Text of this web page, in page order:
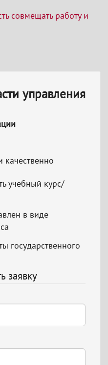
совмещать работу и
управления
учебный курс/
в виде
государственного
заявку